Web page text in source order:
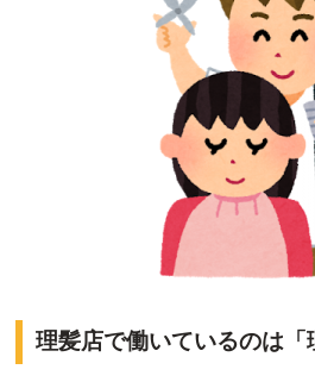
理髪店で働いているのは「